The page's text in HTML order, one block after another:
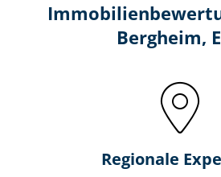
Bergheim,
Regionale